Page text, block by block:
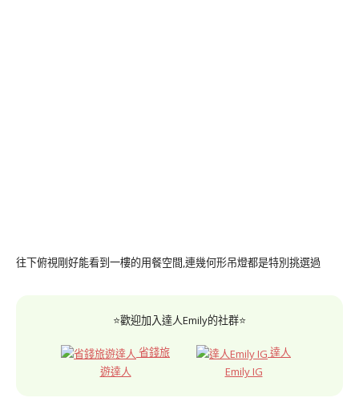
往下俯視剛好能看到一樓的用餐空間,連幾何形吊燈都是特別挑選過
⭐歡迎加入達人Emily的社群⭐
省錢旅
遊達人
達人
Emily IG